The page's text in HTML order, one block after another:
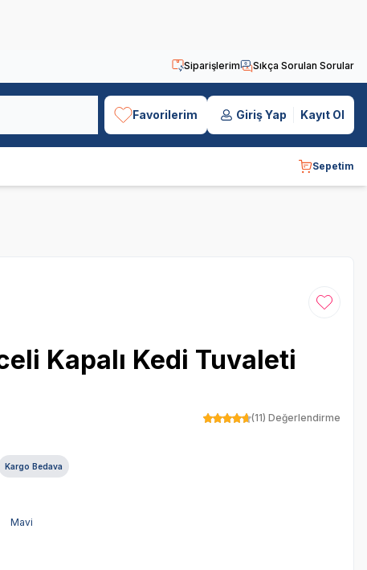
Siparişlerim Sıkça Sorulan Sorular
Favorilerim Giriş Yap Kayıt Ol
Sepetim
Favoriye
Kapalı Kedi Tuvaleti
(11) Değerlendirme
Kargo Bedava
Mavi